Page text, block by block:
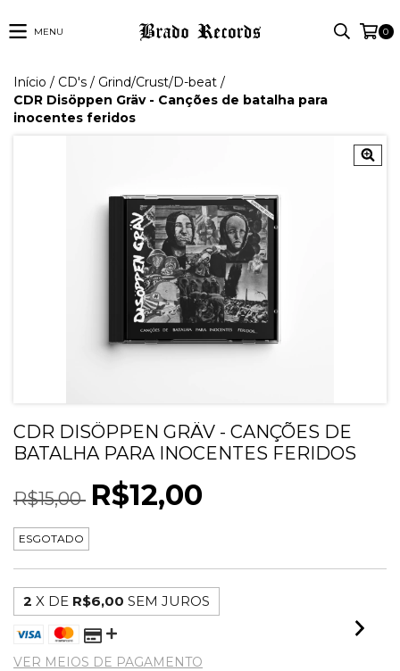
MENU 0
Início / CD's / Grind/Crust/D-beat /
CDR Disöppen Gräv - Canções de batalha para
inocentes feridos
CDR DISÖPPEN GRÄV - CANÇÕES DE
BATALHA PARA INOCENTES FERIDOS
R$15,00 R$12,00
ESGOTADO
2 X DE R$6,00 SEM JUROS
VER MEIOS DE PAGAMENTO